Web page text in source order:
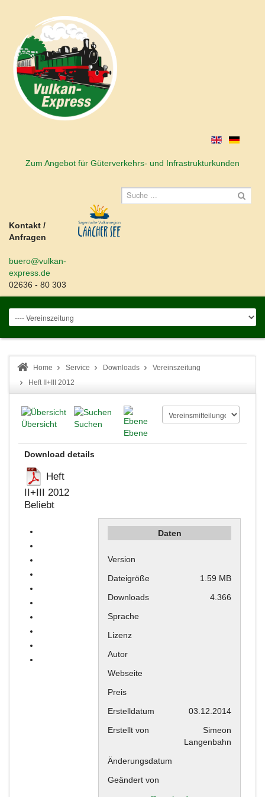
Zum Angebot für Güterverkehrs- und Infrastrukturkunden
Kontakt /
Anfragen
buero@vulkan-
express.de
02636 - 80 303
Home Service Downloads
Vereinszeitung
Heft II+III 2012
Übersicht
Suchen
Ebene
Download details
Heft
II+III 2012
Beliebt
Daten
Version
Dateigröße
1.59 MB
Downloads
4.366
Sprache
Lizenz
Autor
Webseite
Preis
Erstelldatum
03.12.2014
Erstellt von
Simeon
Langenbahn
Änderungsdatum
Geändert von